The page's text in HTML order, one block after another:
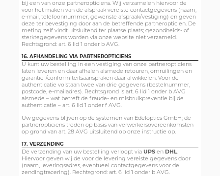
bij een van onze partneropticiens. Wij verzamelen hiervoor de
voor het maken van de afspraak vereiste contactgegevens (naam,
e-mail, telefoonnummer, gewenste afspraak/vestiging) en geven
deze ter bevestiging door aan de betreffende partneropticien. De
meting zelf vindt uitsluitend ter plaatse plaats; gezondheids- of
sterktegegevens worden via onze website niet verzameld.
Rechtsgrond: art. 6 lid 1 onder b AVG.
16. AFHANDELING VIA PARTNEROPTICIENS
U kunt uw bestelling in een vestiging van onze partneropticiens
laten leveren en daar afhalen alsmede retouren, omruilingen en
garantie-/conformiteitsaanspraken daar afwikkelen. Voor de
authenticatie volstaan twee van drie gegevens (bestelnummer,
postcode, e-mailadres). Rechtsgrond is art. 6 lid 1 onder b AVG
alsmede – wat betreft de fraude- en misbruikpreventie bij de
authenticatie – art. 6 lid 1 onder f AVG.
Uw gegevens blijven op de systemen van Edeloptics GmbH; de
partneropticiens treden op basis van verwerkersovereenkomsten
op grond van art. 28 AVG uitsluitend op onze instructie op.
17. VERZENDING
De verzending van uw bestelling verloopt via UPS en DHL.
Hiervoor geven wij de voor de levering vereiste gegevens door
(naam, leveringsadres, eventueel contactgegevens voor de
zendingtracering). Rechtsgrond: art. 6 lid 1 onder b AVG.